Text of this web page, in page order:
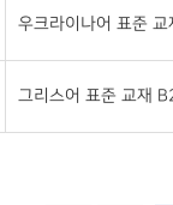
우크라이나어 표준
그리스어 표준 교재